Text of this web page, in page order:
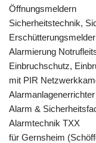
Öffnungsmeldern
Sicherheitstechnik,
Alarmierung
Einbruchschutz,
mit PIR
Alarmanlagenerrichter
Alarm &
Alarmtechnik TXX
für Gernsheim